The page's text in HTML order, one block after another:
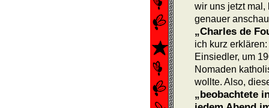
wir uns jetzt mal,
genauer
„Charles de
ich kurz
Einsiedler, um
Nomaden
wollte. Also,
„beobachtete